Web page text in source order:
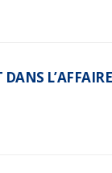
DANS